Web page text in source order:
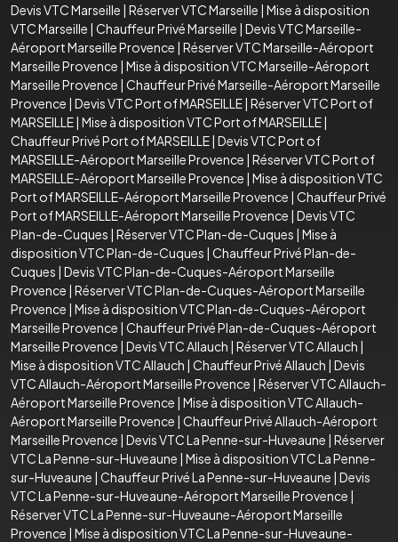
Devis VTC Marseille | Réserver VTC Marseille | Mise à disposition
VTC Marseille | Chauffeur Privé Marseille | Devis VTC Marseille-
Aéroport Marseille Provence | Réserver VTC Marseille-Aéroport
Marseille Provence | Mise à disposition VTC Marseille-Aéroport
Marseille Provence | Chauffeur Privé Marseille-Aéroport Marseille
Provence | Devis VTC Port of MARSEILLE| Réserver VTC Port of
MARSEILLE| Mise à disposition VTC Port of MARSEILLE|
Chauffeur Privé Port of MARSEILLE| Devis VTC Port of
MARSEILLE-Aéroport Marseille Provence | Réserver VTC Port of
MARSEILLE-Aéroport Marseille Provence | Mise à disposition VTC
Port of MARSEILLE-Aéroport Marseille Provence | Chauffeur Privé
Port of MARSEILLE-Aéroport Marseille Provence | Devis VTC
Plan-de-Cuques | Réserver VTC Plan-de-Cuques | Mise à
disposition VTC Plan-de-Cuques | Chauffeur Privé Plan-de-
Cuques | Devis VTC Plan-de-Cuques-Aéroport Marseille
Provence | Réserver VTC Plan-de-Cuques-Aéroport Marseille
Provence | Mise à disposition VTC Plan-de-Cuques-Aéroport
Marseille Provence | Chauffeur Privé Plan-de-Cuques-Aéroport
Marseille Provence | Devis VTC Allauch | Réserver VTC Allauch |
Mise à disposition VTC Allauch | Chauffeur Privé Allauch | Devis
VTC Allauch-Aéroport Marseille Provence | Réserver VTC Allauch-
Aéroport Marseille Provence | Mise à disposition VTC Allauch-
Aéroport Marseille Provence | Chauffeur Privé Allauch-Aéroport
Marseille Provence | Devis VTC La Penne-sur-Huveaune | Réserver
VTC La Penne-sur-Huveaune | Mise à disposition VTC La Penne-
sur-Huveaune | Chauffeur Privé La Penne-sur-Huveaune | Devis
VTC La Penne-sur-Huveaune-Aéroport Marseille Provence |
Réserver VTC La Penne-sur-Huveaune-Aéroport Marseille
Provence | Mise à disposition VTC La Penne-sur-Huveaune-